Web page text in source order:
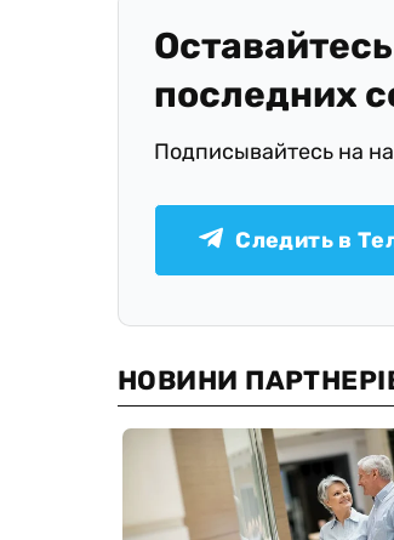
последних
Подписывайтесь на
Следить в